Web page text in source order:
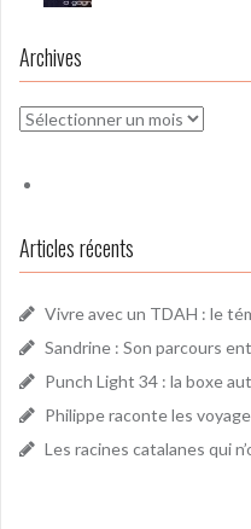
Archives
Archives
Articles récents
Vivre avec un TDAH : le
Sandrine : Son parcours
Punch Light 34 : la boxe
Philippe raconte les
Les racines catalanes qui